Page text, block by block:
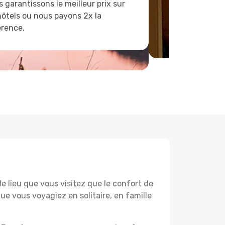
garantissons le meilleur prix sur
ou nous payons 2x la
lieu que vous visitez que le confort de
vous voyagiez en solitaire, en famille